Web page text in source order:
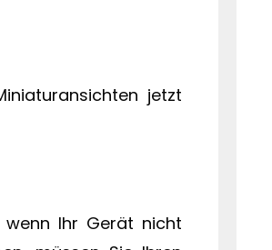
jetzt
wenn Ihr Gerät nicht